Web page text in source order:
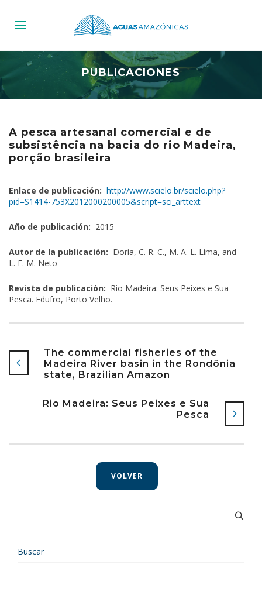
PUBLICACIONES
A pesca artesanal comercial e de
subsistência na bacia do rio Madeira,
porção brasileira
Enlace de publicación: http://www.scielo.br/scielo.php?
pid=S1414-753X2012000200005&script=sci_arttext
Año de publicación: 2015
Autor de la publicación: Doria, C. R. C., M. A. L. Lima, and
L. F. M. Neto
Revista de publicación: Rio Madeira: Seus Peixes e Sua
Pesca. Edufro, Porto Velho.
The commercial fisheries of the
Madeira River basin in the Rondônia
state, Brazilian Amazon
Rio Madeira: Seus Peixes e Sua
Pesca
VOLVER